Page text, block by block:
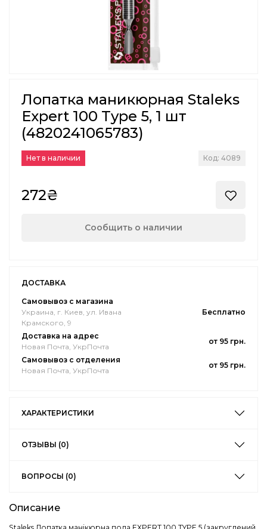
Лопатка маникюрная Staleks
Expert 100 Type 5, 1 шт
(4820241065783)
Нет в наличии Код: 4089
272₴
Сообщить о наличии
ДОСТАВКА
Самовывоз с магазина
Украина, г. Киев, ул. Ивана
Крамского, 9
Бесплатно
Доставка на адрес
Новая Почта, УкрПочта
от 95 грн.
Самовывоз с отделения
Новая Почта, УкрПочта
от 95 грн.
ХАРАКТЕРИСТИКИ
ОТЗЫВЫ (0)
ВОПРОСЫ (0)
Описание